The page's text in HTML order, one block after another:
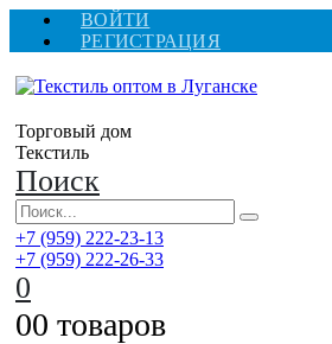
ВОЙТИ
РЕГИСТРАЦИЯ
Торговый дом
Текстиль
Поиск
+7 (959) 222-23-13
+7 (959) 222-26-33
0
00 товаров